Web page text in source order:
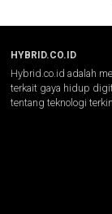
HYBRID.CO.ID
Hybrid.co.id adalah
terkait gaya hidup
tentang teknologi